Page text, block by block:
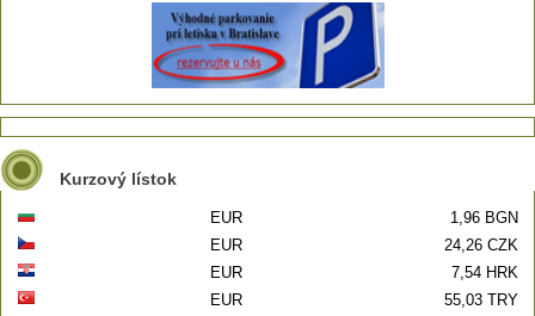
Kurzový lístok
EUR
1,96 BGN
EUR
24,26 CZK
EUR
7,54 HRK
EUR
55,03 TRY